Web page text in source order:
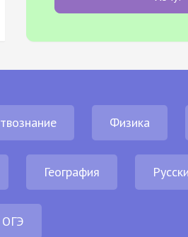
Физика
География
ОГЭ